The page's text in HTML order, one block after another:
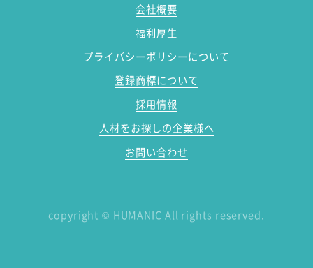
会社概要
福利厚生
プライバシーポリシーについて
登録商標について
採用情報
人材をお探しの企業様へ
お問い合わせ
copyright © HUMANIC All rights reserved.